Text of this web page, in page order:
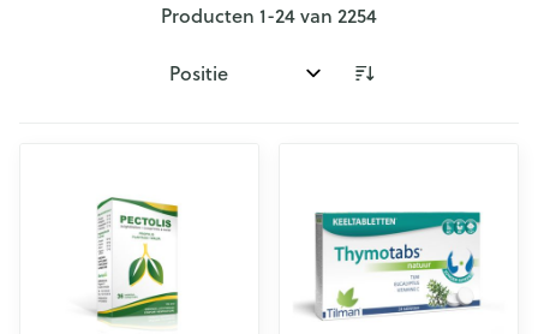
Producten 1-24van 2254
Sorteer op: